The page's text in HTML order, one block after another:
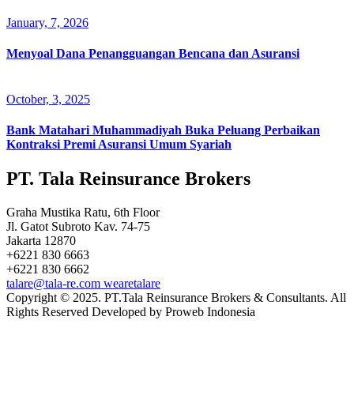
January, 7, 2026
Menyoal Dana Penangguangan Bencana dan Asuransi
October, 3, 2025
Bank Matahari Muhammadiyah Buka Peluang Perbaikan
Kontraksi Premi Asuransi Umum Syariah
PT. Tala Reinsurance Brokers
Graha Mustika Ratu, 6th Floor
Jl. Gatot Subroto Kav. 74-75
Jakarta 12870
+6221 830 6663
+6221 830 6662
talare@tala-re.com wearetalare
Copyright © 2025. PT.Tala Reinsurance Brokers & Consultants. All
Rights Reserved Developed by Proweb Indonesia